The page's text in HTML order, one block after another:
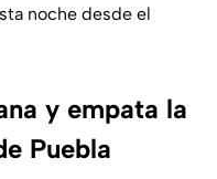
noche desde el
y empata la
Puebla